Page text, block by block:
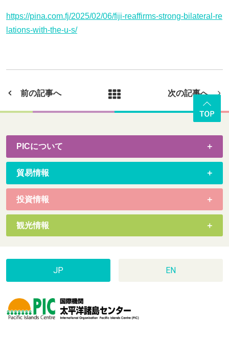
https://pina.com.fj/2025/02/06/fiji-reaffirms-strong-bilateral-re
lations-with-the-u-s/
前の記事へ 次の記事へ
PICについて
貿易情報
投資情報
観光情報
JP EN